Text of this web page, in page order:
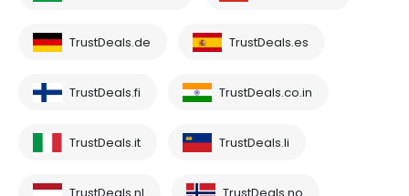
TrustDeals.de TrustDeals.es
TrustDeals.fi TrustDeals.co.in
TrustDeals.it TrustDeals.li